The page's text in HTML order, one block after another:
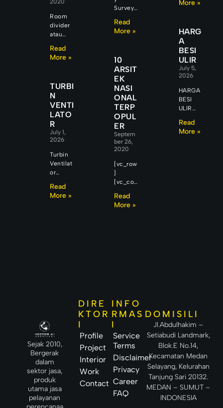
2020
Room
divider
atau
ruangan
adalah f
yang
dibuat
untuk
memisa
hkan
satu
ruang
dengan
ruangan
Bentuk
dan
Read
More »
TURBI
N
VENTI
LATO
R
July 1,
2026
Turbin
Ventilat
or
ALAN
Banyak
sitas
besar.
Padahal,
pada
banyak
kasus,
Read
More »
Surveyo
Quantit
y
Workflo
w &
Renspo
nsibility
Sebuah
proyek
konstru
ksi
dapat
terlihat
berjalan
sempur
na dari
luar.
Beton
dicor
sesuai
Read
More »
10
ARSIT
EK
NASI
ONAL
TERP
OPUL
ER
Septem
ber 26,
2020
[vc_row
]
[vc_col
[vc_col
umn_te
Read
More »
Pemanf
(SIPA)
Di
berbaga
i kota
besar
Indones
ia,
pertum
buhan
n
industri,
More »
HARG
A
BESI
ULIR
July 5,
2026
HARGA
BESI
ULIR
AL BESI
ULIR
Read
More »
Sejak 2010,
Bergerak
dalam
sektor jasa,
produk
utama jasa
pelayanan
DIRE
KTOR
I
Profile
Project
Interior
Work
Contact
INFO
RMAS
I
Service
Terms
Disclaimer
Privacy
Career
FAQ
DOMISILI
Jl.Abdulhakim –
Setiabudi Landmark,
Blok.E No.14,
Kecamatan Medan
Selayang, Kelurahan
Tanjung Sari 20132.
MEDAN – SUMUT –
INDONESIA